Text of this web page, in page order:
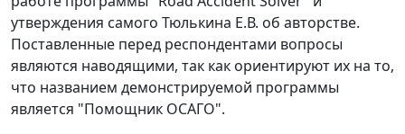
утверждения самого Тюлькина Е.В. об авторстве.
Поставленные перед респондентами вопросы
являются наводящими, так как ориентируют их на то,
что названием демонстрируемой программы
является "Помощник ОСАГО".